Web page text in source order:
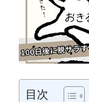
目次